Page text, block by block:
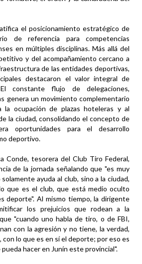
el posicionamiento estratégico de
de referencia para competencias
en múltiples disciplinas. Más allá del
y del acompañamiento cercano a
de las entidades deportivas,
destacaron el valor integral de
constante flujo de delegaciones,
genera un movimiento complementario
la ocupación de plazas hoteleras y al
la ciudad, consolidando el concepto de
oportunidades para el desarrollo
deportivo.
Conde, tesorera del Club Tiro Federal,
de la jornada señalando que "es muy
ayuda al club, sino a la ciudad,
que es el club, que está medio oculto
deporte". Al mismo tiempo, la dirigente
los prejuicios que rodean a la
"cuando uno habla de tiro, o de FBI,
con la agresión y no tiene, la verdad,
con lo que es en sí el deporte; por eso es
hacer en Junín este provincial".